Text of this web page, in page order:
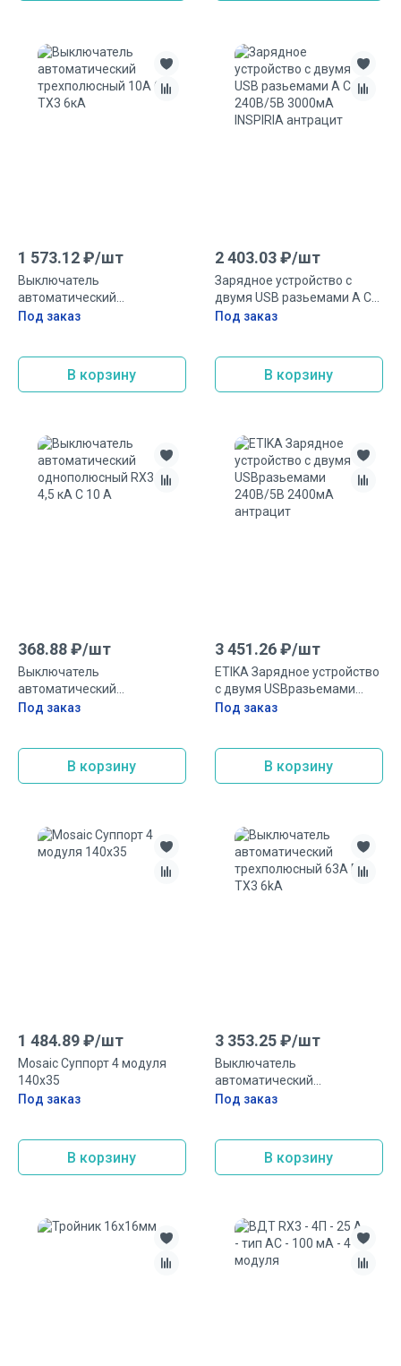
1 573.12₽/шт
Выключатель
автоматический
трехполюсный 10А C TX3
Под заказ
В корзину
2 403.03₽/шт
Зарядное устройство с
двумя USB разьемами A C
240В/5В 3000мА INSPIRIA
Под заказ
В корзину
368.88₽/шт
Выключатель
автоматический
однополюсный RX3 4,5 кА C
Под заказ
В корзину
3 451.26₽/шт
ETIKA Зарядное устройство
с двумя USBразьемами
240В/5В 2400мА антрацит
Под заказ
В корзину
1 484.89₽/шт
Mosaic Суппорт 4 модуля
140х35
Под заказ
В корзину
3 353.25₽/шт
Выключатель
автоматический
трехполюсный 63А B TX3
Под заказ
В корзину